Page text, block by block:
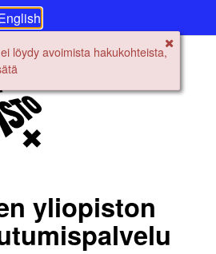
yliopiston
löydy avoimista hakukohteista,